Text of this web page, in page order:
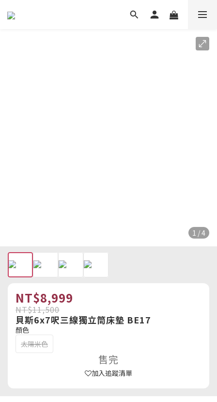
1 / 4
NT$8,999
NT$11,500
貝斯6x7呎三線獨立筒床墊 BE17
顏色
太陽米色
售完
加入追蹤清單